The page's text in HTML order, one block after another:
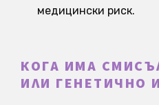
медицински риск.
КОГА ИМА
ИЛИ ГЕНЕТИЧНО